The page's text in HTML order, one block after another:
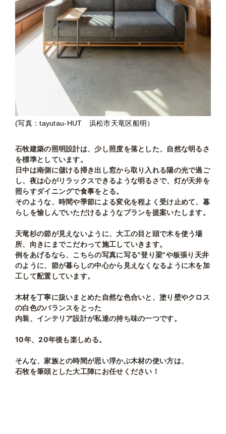
(写真：tayutau-HUT 浜松市天竜区船明）
石牧建築の照明設計は、少し照度を落とした、自然な明るさ
を標準としています。
日中は南側に儲ける掃き出し窓から取り入れる陽の光で過ご
し、夜は心がリラックスできるような明るさで、灯が天井を
照らすダイニングで食事をとる。
そのような、時間や季節による変化を程よく受け止めて、暮
らしを愉しんでいただけるようなプランを提案いたします。
天竜杉の節が見えないように、大工の目と頭で木を使う場
所、向きにまでこだわって施工していきます。
例をあげるなら、こちらの写真に写る"登り梁"や板張り天井
のように、節が暮らしの中心から見えなくなるように木を加
工して配置しています。
木材を丁寧に扱いまとめた自然な色合いと、塗り壁やクロス
の白色のバランスをとった
内装、インテリア設計が私達の持ち味の一つです。
10年、20年後も楽しめる。
そんな、家族との時間が思い浮かぶ木材の使い方は、
石牧を筆頭とした大工陣にお任せください！